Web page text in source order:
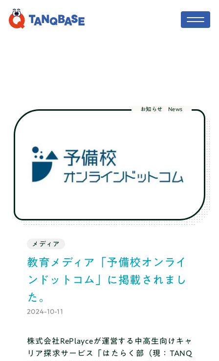
社会人コーチ
保護者の方へ
料金
推薦・総合対策コース
まずは無料体験
お知らせ News
メディア
教育メディア「予備校オンライ
ンドットコム」に掲載されまし
た。
2024-10-11
株式会社RePlayceが運営する中高生向けキャ
リア探求サービス「はたらく部（現：TANQ